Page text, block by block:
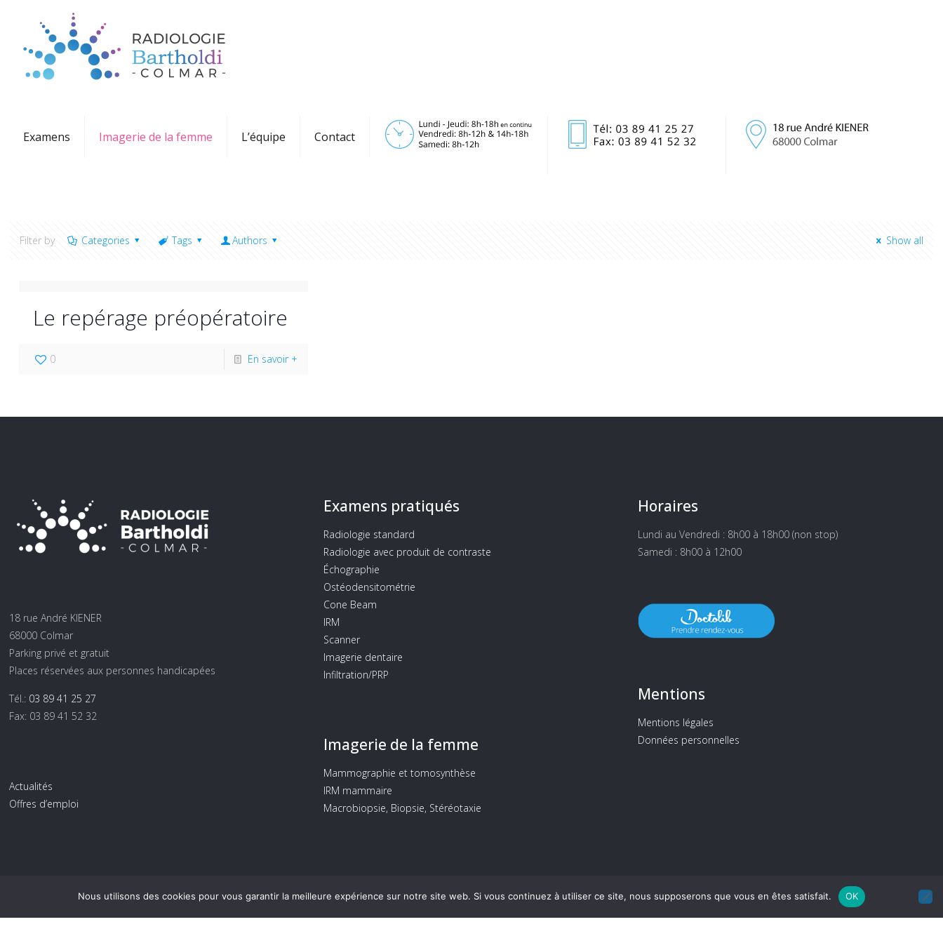
Examens Imagerie de la femme L’équipe Contact
Filter by Categories Tags Authors Show all
Le repérage préopératoire
0 En savoir +
18 rue André KIENER
68000 Colmar
Parking privé et gratuit
Places réservées aux personnes handicapées
Tél.: 03 89 41 25 27
Fax: 03 89 41 52 32
Actualités
Offres d’emploi
Examens pratiqués
Radiologie standard
Radiologie avec produit de contraste
Échographie
Ostéodensitométrie
Cone Beam
IRM
Scanner
Imagerie dentaire
Infiltration/PRP
Imagerie de la femme
Mammographie et tomosynthèse
IRM mammaire
Macrobiopsie, Biopsie, Stéréotaxie
Horaires
Lundi au Vendredi : 8h00 à 18h00 (non stop)
Samedi : 8h00 à 12h00
Mentions
Mentions légales
Données personnelles
Nous utilisons des cookies pour vous garantir la meilleure expérience sur notre site web. Si vous continuez à utiliser ce site, nous supposerons que vous en êtes satisfait. OK